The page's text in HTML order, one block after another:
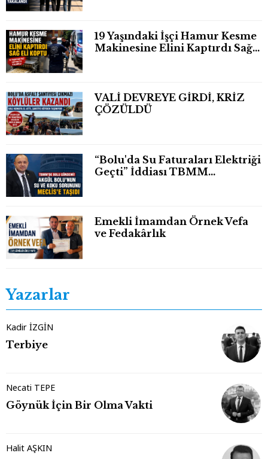
19 Yaşındaki İşçi Hamur Kesme
Makinesine Elini Kaptırdı Sağ
VALİ DEVREYE GİRDİ, KRİZ
ÇÖZÜLDÜ
“Bolu'da Su Faturaları Elektriği
Geçti” İddiası TBMM
Emekli İmamdan Örnek Vefa
ve Fedakârlık
Yazarlar
Kadir İZGİN
Terbiye
Necati TEPE
Göynük İçin Bir Olma Vakti
Halit AŞKIN